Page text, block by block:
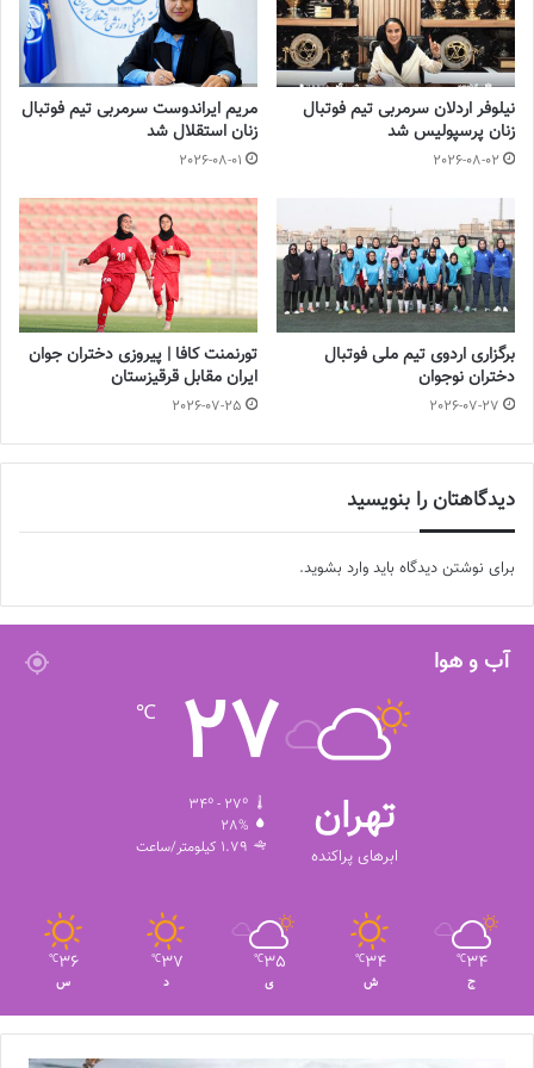
چهارشنبه دهم آبان‌ماه
ایران – فیلیپین
💻منبع:فدراسیون فوتبال 📸عکس:فدراسیون فوتبال
◾️با فوتبالز همراه شوید◾️فوتبالز را در اینستاگرام دنبال کنید
◾️
footballs.women@
برچسب ها فدراسیون فوتبال فوتبال زنان
نیلوفر اردلان سرمربی تیم فوتبال
زنان پرسپولیس شد
2026-08-02
مریم ایراندوست سرمربی تیم فوتبال
زنان استقلال شد
2026-08-01
برگزاری اردوی تیم ملی فوتبال
دختران نوجوان
2026-07-27
تورنمنت کافا | پیروزی دختران جوان
ایران مقابل قرقیزستان
2026-07-25
دیدگاهتان را بنویسید
برای نوشتن دیدگاه باید وارد بشوید.
آب و هوا
تهران
ابرهای پراکنده
27
℃
34º - 27º
28%
1.79 کیلومتر/ساعت
34
℃
ج
34
℃
ش
35
℃
ی
37
℃
د
36
℃
س